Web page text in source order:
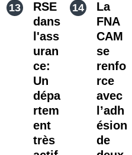
RSE
dans
l'ass
uran
ce:
Un
dépa
rtem
ent
très
La
FNA
CAM
se
renfo
rce
avec
l’adh
ésion
de